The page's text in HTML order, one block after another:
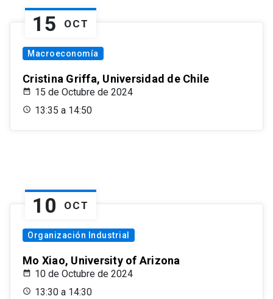
15 OCT
Macroeconomía
Cristina Griffa, Universidad de Chile
15 de Octubre de 2024
13:35 a 14:50
10 OCT
Organización Industrial
Mo Xiao, University of Arizona
10 de Octubre de 2024
13:30 a 14:30